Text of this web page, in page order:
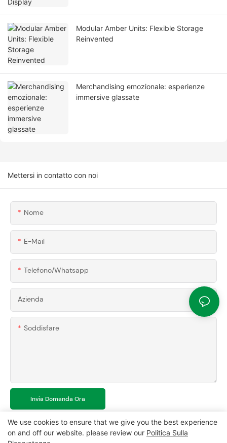
Modular Amber Units: Flexible Storage
Reinvented
Merchandising emozionale: esperienze
immersive glassate
Mettersi in contatto con noi
Nome
E-Mail
Telefono/whatsapp
Azienda
Soddisfare
Invia Domanda Ora
We use cookies to ensure that we give you the best experience
on and off our website. please review our Politica Sulla